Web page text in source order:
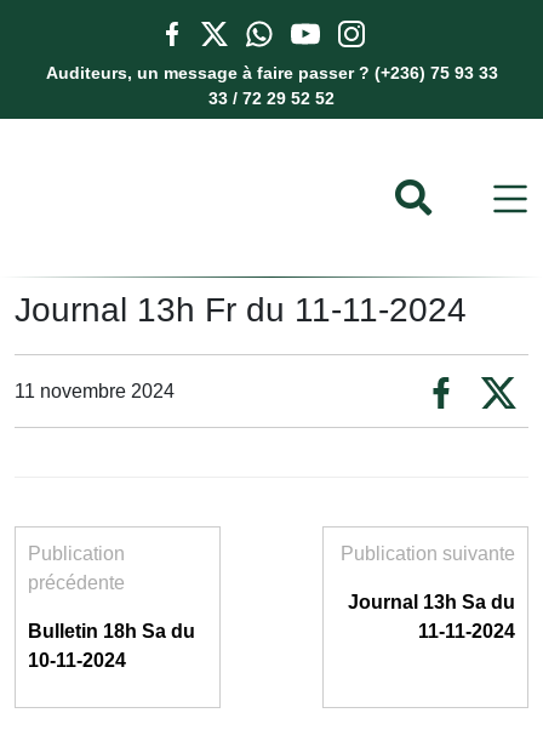
Auditeurs, un message à faire passer ? (+236) 75 93 33
33 / 72 29 52 52
Journal 13h Fr du 11-11-2024
11 novembre 2024
Publication
précédente
Bulletin 18h Sa du
10-11-2024
Publication suivante
Journal 13h Sa du
11-11-2024